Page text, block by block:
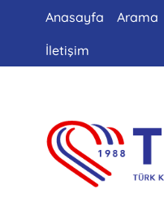
Anasayfa Arama
İletişim